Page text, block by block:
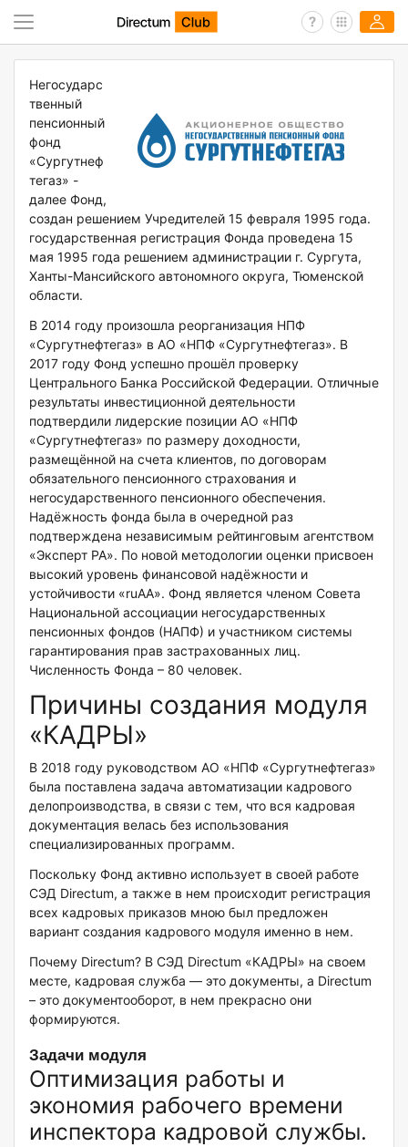
Негосударс
твенный
пенсионный
фонд
«Сургутнеф
тегаз» -
далее Фонд,
создан решением Учредителей 15 февраля 1995 года.
государственная регистрация Фонда проведена 15
мая 1995 года решением администрации г. Сургута,
Ханты-Мансийского автономного округа, Тюменской
области.
В 2014 году произошла реорганизация НПФ
«Сургутнефтегаз» в АО «НПФ «Сургутнефтегаз». В
2017 году Фонд успешно прошёл проверку
Центрального Банка Российской Федерации. Отличные
результаты инвестиционной деятельности
подтвердили лидерские позиции АО «НПФ
«Сургутнефтегаз» по размеру доходности,
размещённой на счета клиентов, по договорам
обязательного пенсионного страхования и
негосударственного пенсионного обеспечения.
Надёжность фонда была в очередной раз
подтверждена независимым рейтинговым агентством
«Эксперт РА». По новой методологии оценки присвоен
высокий уровень финансовой надёжности и
устойчивости «ruAA». Фонд является членом Совета
Национальной ассоциации негосударственных
пенсионных фондов (НАПФ) и участником системы
гарантирования прав застрахованных лиц.
Численность Фонда – 80 человек.
Причины создания модуля
«КАДРЫ»
В 2018 году руководством АО «НПФ «Сургутнефтегаз»
была поставлена задача автоматизации кадрового
делопроизводства, в связи с тем, что вся кадровая
документация велась без использования
специализированных программ.
Поскольку Фонд активно использует в своей работе
СЭД Directum, а также в нем происходит регистрация
всех кадровых приказов мною был предложен
вариант создания кадрового модуля именно в нем.
Почему Directum? В СЭД Directum «КАДРЫ» на своем
месте, кадровая служба — это документы, а Directum
– это документооборот, в нем прекрасно они
формируются.
Задачи модуля
Оптимизация работы и
экономия рабочего времени
инспектора кадровой службы.